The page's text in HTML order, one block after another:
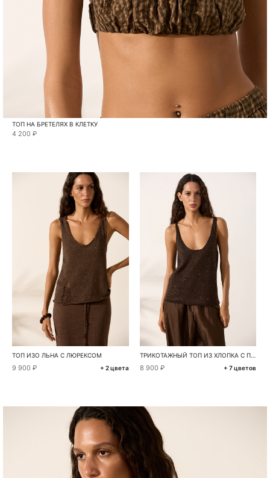
ТОП НА БРЕТЕЛЯХ В КЛЕТКУ
4 200 ₽
ТОП ИЗО ЛЬНА С ЛЮРЕКСОМ
9 900 ₽ + 2 цвета
ТРИКОТАЖНЫЙ ТОП ИЗ ХЛОПКА С ПАЙЕТКАМИ
8 900 ₽ + 7 цветов